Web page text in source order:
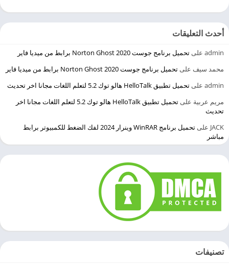
أحدث التعليقات
admin على تحميل برنامج جوست 2020 Norton Ghost برابط من ميديا فاير
محمد سيف على تحميل برنامج جوست 2020 Norton Ghost برابط من ميديا فاير
admin على تحميل تطبيق HelloTalk هالو توك 5.2 لتعلم اللغات مجانا اخر تحديث
مريم عربية على
تحميل تطبيق HelloTalk هالو توك 5.2 لتعلم اللغات مجانا اخر
تحديث
JACK على
تحميل برنامج WinRAR وينرار 2024 لفك الضغط للكمبيوتر برابط
مباشر
تصنيفات